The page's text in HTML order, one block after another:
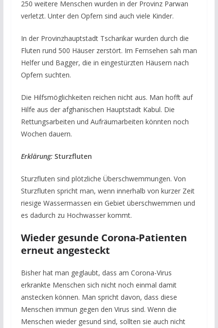
250 weitere Menschen wurden in der Provinz Parwan
verletzt. Unter den Opfern sind auch viele Kinder.
In der Provinzhauptstadt Tscharikar wurden durch die
Fluten rund 500 Häuser zerstört. Im Fernsehen sah man
Helfer und Bagger, die in eingestürzten Häusern nach
Opfern suchten.
Die Hilfsmöglichkeiten reichen nicht aus. Man hofft auf
Hilfe aus der afghanischen Hauptstadt Kabul. Die
Rettungsarbeiten und Aufräumarbeiten könnten noch
Wochen dauern.
Erklärung: Sturzfluten
Sturzfluten sind plötzliche Überschwemmungen. Von
Sturzfluten spricht man, wenn innerhalb von kurzer Zeit
riesige Wassermassen ein Gebiet überschwemmen und
es dadurch zu Hochwasser kommt.
Wieder gesunde Corona-Patienten
erneut angesteckt
Bisher hat man geglaubt, dass am Corona-Virus
erkrankte Menschen sich nicht noch einmal damit
anstecken können. Man spricht davon, dass diese
Menschen immun gegen den Virus sind. Wenn die
Menschen wieder gesund sind, sollten sie auch nicht